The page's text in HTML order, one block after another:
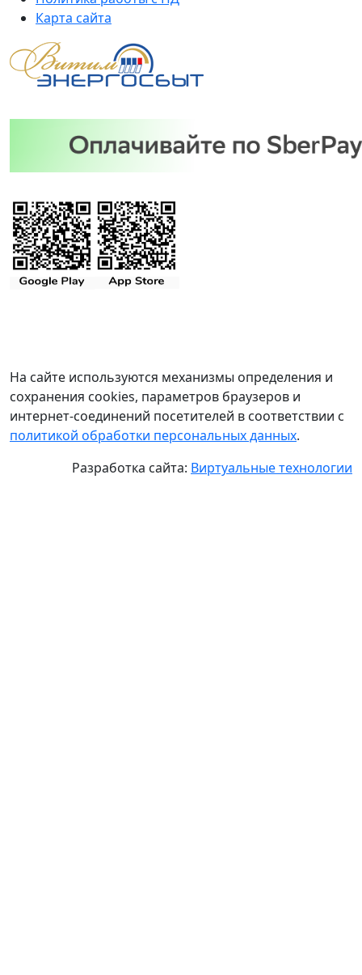
Карта сайта
На сайте используются механизмы определения и
сохранения cookies, параметров браузеров и
интернет-соединений посетителей в соответствии с
политикой обработки персональных данных.
Разработка сайта: Виртуальные технологии